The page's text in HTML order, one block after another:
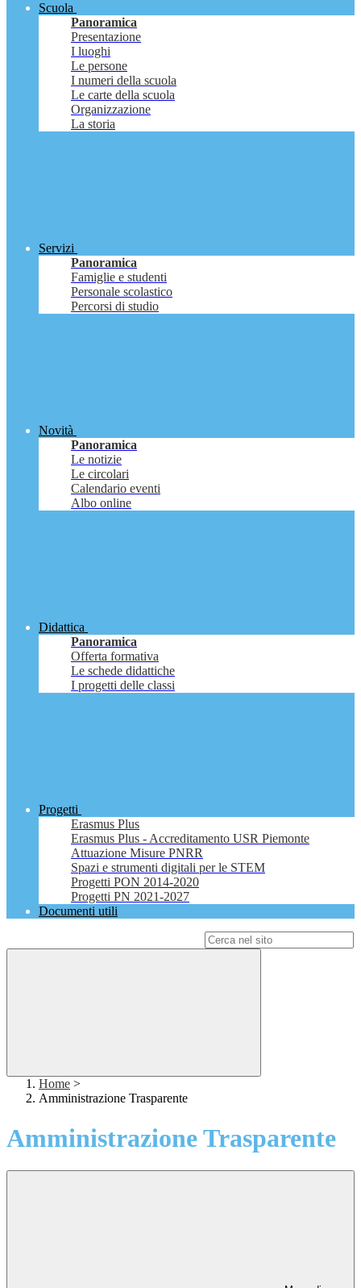
Scuola
Panoramica
Presentazione
I luoghi
Le persone
I numeri della scuola
Le carte della scuola
Organizzazione
La storia
Servizi
Panoramica
Famiglie e studenti
Personale scolastico
Percorsi di studio
Novità
Panoramica
Le notizie
Le circolari
Calendario eventi
Albo online
Didattica
Panoramica
Offerta formativa
Le schede didattiche
I progetti delle classi
Progetti
Erasmus Plus
Erasmus Plus - Accreditamento USR Piemonte
Attuazione Misure PNRR
Spazi e strumenti digitali per le STEM
Progetti PON 2014-2020
Progetti PN 2021-2027
Documenti utili
Home >
Amministrazione Trasparente
Amministrazione Trasparente